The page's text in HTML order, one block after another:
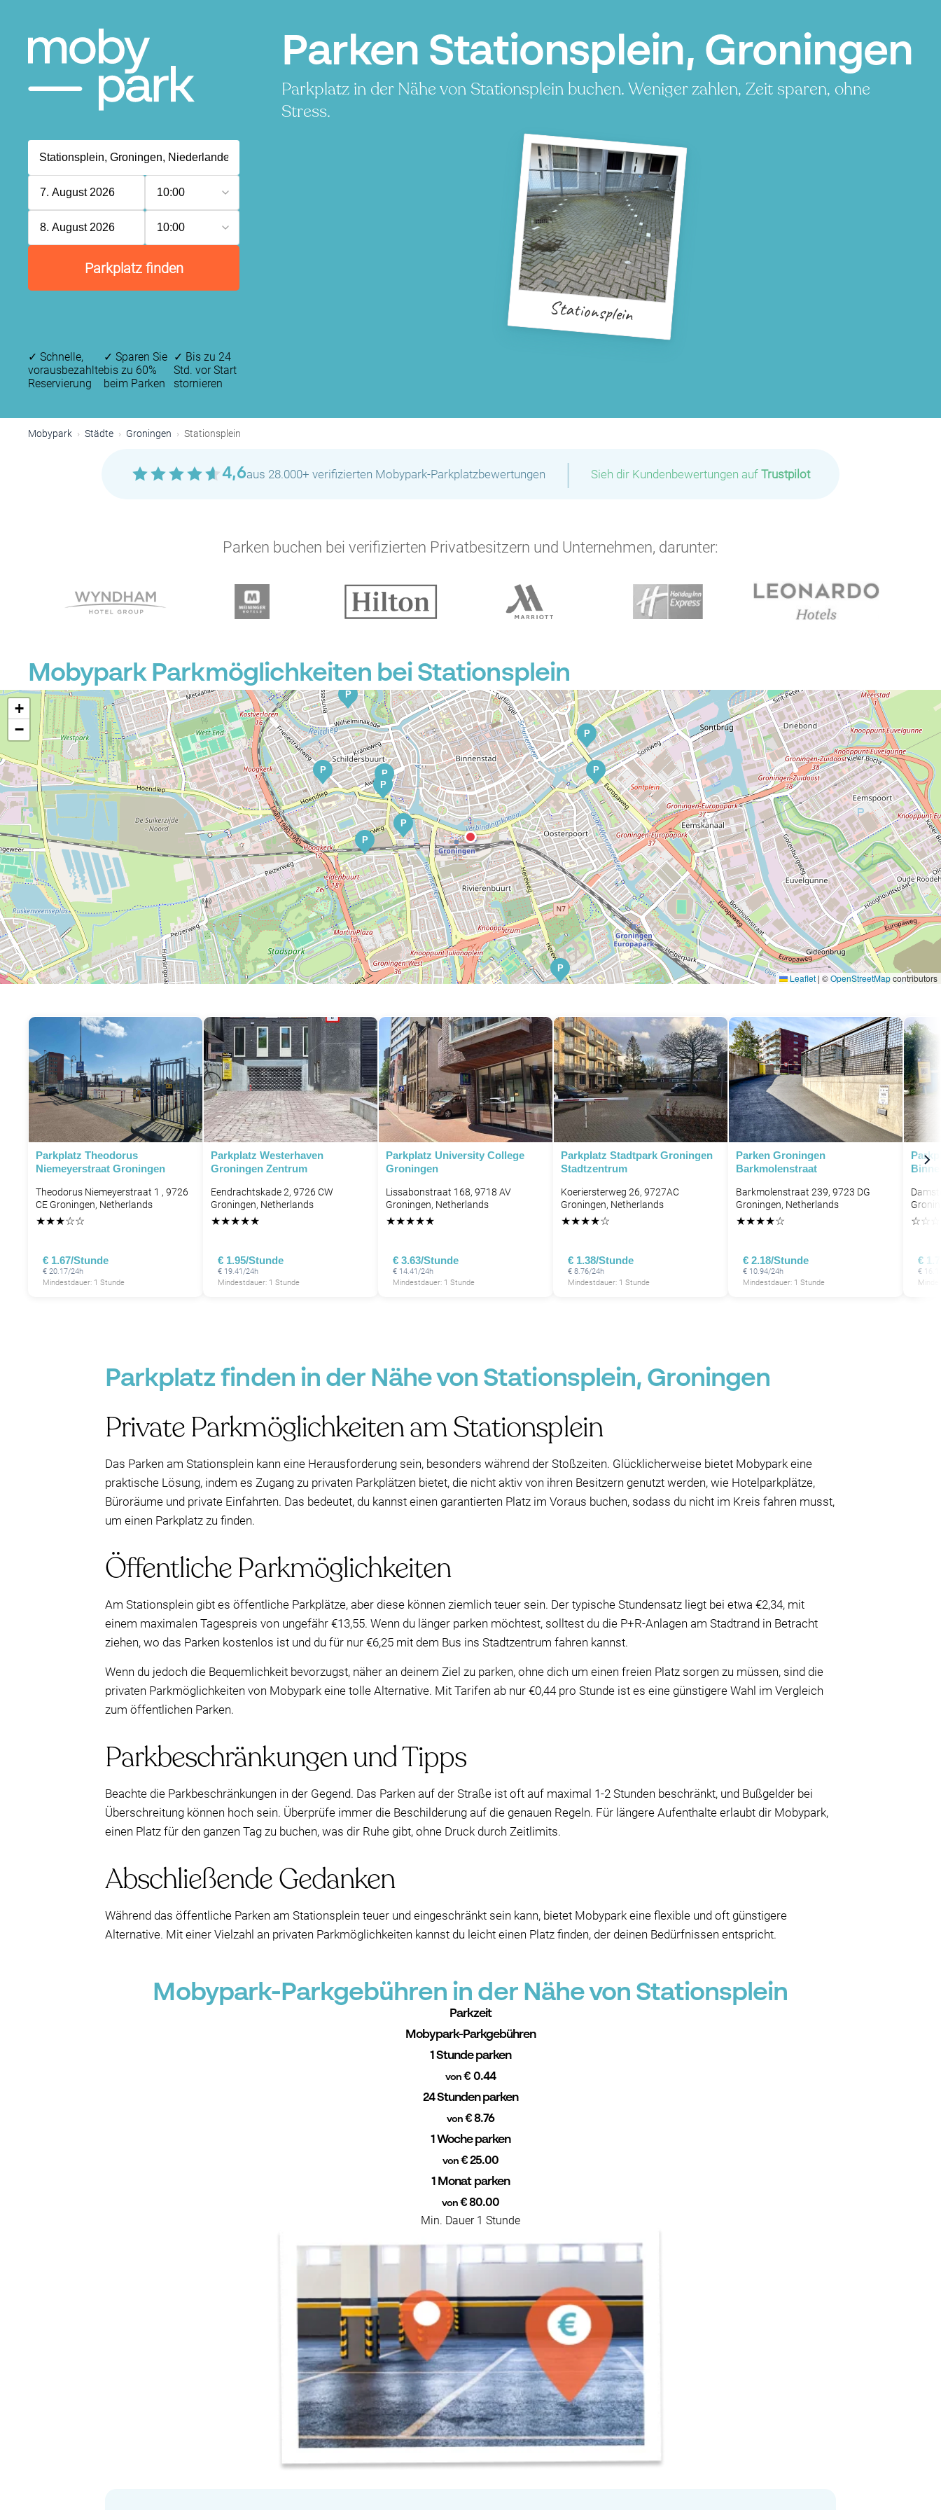
Parken Stationsplein, Groningen
Parkplatz in der Nähe von Stationsplein buchen. Weniger zahlen, Zeit sparen, ohne
Stress.
7. August 2026 10:00
8. August 2026 10:00
Parkplatz finden
Stationsplein
✓ Schnelle,
vorausbezahlte
Reservierung
✓ Sparen Sie
bis zu 60%
beim Parken
✓ Bis zu 24
Std. vor Start
stornieren
Mobypark Städte Groningen Stationsplein
4,6aus 28.000+ verifizierten Mobypark-Parkplatzbewertungen | Sieh dir Kundenbewertungen auf Trustpilot
Parken buchen bei verifizierten Privatbesitzern und Unternehmen, darunter:
Mobypark Parkmöglichkeiten bei Stationsplein
P
P
P
P
P
P
P
P
P
P
+
−
Leaflet | ©OpenStreetMapcontributors
Parkplatz Theodorus
Niemeyerstraat Groningen
Theodorus Niemeyerstraat 1 , 9726
CE Groningen, Netherlands
★★★☆☆
€ 1.67/Stunde
€ 20.17/24h
Mindestdauer: 1 Stunde
Parkplatz Westerhaven
Groningen Zentrum
Eendrachtskade 2, 9726 CW
Groningen, Netherlands
★★★★★
€ 1.95/Stunde
€ 19.41/24h
Mindestdauer: 1 Stunde
Parkplatz University College
Groningen
Lissabonstraat 168, 9718 AV
Groningen, Netherlands
★★★★★
€ 3.63/Stunde
€ 14.41/24h
Mindestdauer: 1 Stunde
Parkplatz Stadtpark Groningen
Stadtzentrum
Koeriersterweg 26, 9727AC
Groningen, Netherlands
★★★★☆
€ 1.38/Stunde
€ 8.76/24h
Mindestdauer: 1 Stunde
Parken Groningen
Barkmolenstraat
Barkmolenstraat 239, 9723 DG
Groningen, Netherlands
★★★★☆
€ 2.18/Stunde
€ 10.94/24h
Mindestdauer: 1 Stunde
☆☆
€
€
Parkplatz finden in der Nähe von Stationsplein, Groningen
Private Parkmöglichkeiten am Stationsplein
Das Parken am Stationsplein kann eine Herausforderung sein, besonders während der Stoßzeiten. Glücklicherweise bietet Mobypark eine
praktische Lösung, indem es Zugang zu privaten Parkplätzen bietet, die nicht aktiv von ihren Besitzern genutzt werden, wie Hotelparkplätze,
Büroräume und private Einfahrten. Das bedeutet, du kannst einen garantierten Platz im Voraus buchen, sodass du nicht im Kreis fahren musst,
um einen Parkplatz zu finden.
Öffentliche Parkmöglichkeiten
Am Stationsplein gibt es öffentliche Parkplätze, aber diese können ziemlich teuer sein. Der typische Stundensatz liegt bei etwa €2,34, mit
einem maximalen Tagespreis von ungefähr €13,55. Wenn du länger parken möchtest, solltest du die P+R-Anlagen am Stadtrand in Betracht
ziehen, wo das Parken kostenlos ist und du für nur €6,25 mit dem Bus ins Stadtzentrum fahren kannst.
Wenn du jedoch die Bequemlichkeit bevorzugst, näher an deinem Ziel zu parken, ohne dich um einen freien Platz sorgen zu müssen, sind die
privaten Parkmöglichkeiten von Mobypark eine tolle Alternative. Mit Tarifen ab nur €0,44 pro Stunde ist es eine günstigere Wahl im Vergleich
zum öffentlichen Parken.
Parkbeschränkungen und Tipps
Beachte die Parkbeschränkungen in der Gegend. Das Parken auf der Straße ist oft auf maximal 1-2 Stunden beschränkt, und Bußgelder bei
Überschreitung können hoch sein. Überprüfe immer die Beschilderung auf die genauen Regeln. Für längere Aufenthalte erlaubt dir Mobypark,
einen Platz für den ganzen Tag zu buchen, was dir Ruhe gibt, ohne Druck durch Zeitlimits.
Abschließende Gedanken
Während das öffentliche Parken am Stationsplein teuer und eingeschränkt sein kann, bietet Mobypark eine flexible und oft günstigere
Alternative. Mit einer Vielzahl an privaten Parkmöglichkeiten kannst du leicht einen Platz finden, der deinen Bedürfnissen entspricht.
Mobypark-Parkgebühren in der Nähe von Stationsplein
Parkzeit
Mobypark-Parkgebühren
1 Stunde parken
von € 0.44
24 Stunden parken
von€ 8.76
1 Woche parken
von€ 25.00
1 Monat parken
von€ 80.00
Min. Dauer 1 Stunde